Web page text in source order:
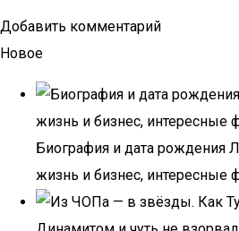
Добавить комментарий
Новое
Биография и дата рождения
жизнь и бизнес, интересные